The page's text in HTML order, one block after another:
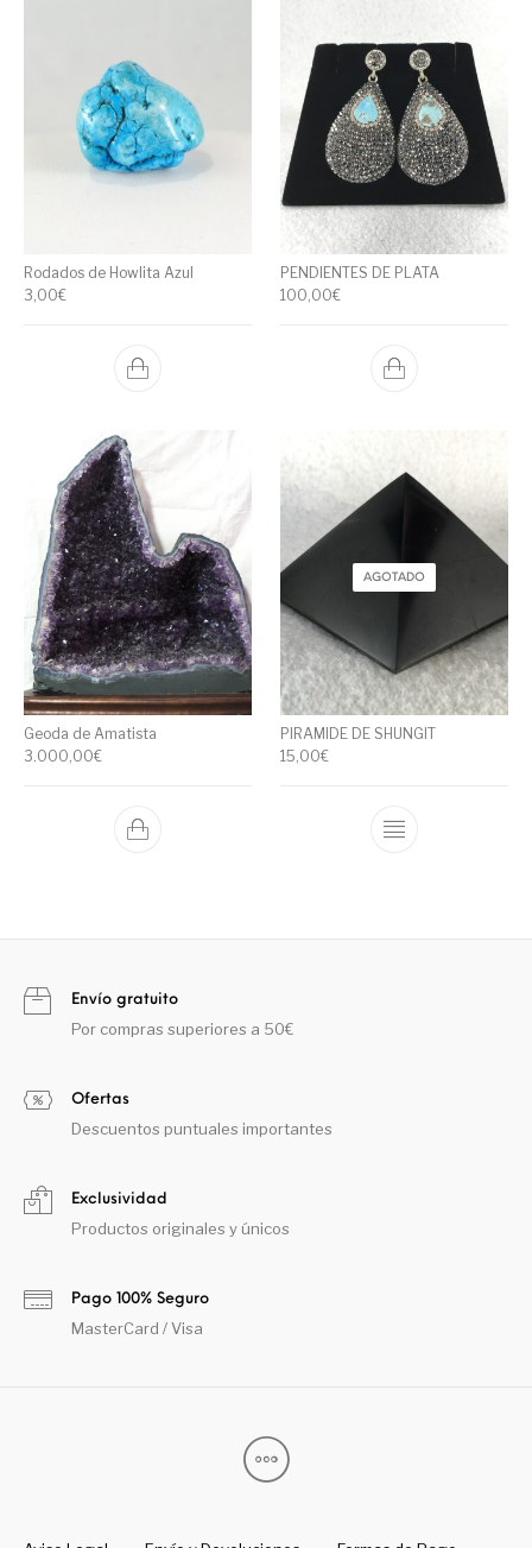
Rodados de Howlita Azul
3,00€
PENDIENTES DE PLATA
100,00€
Geoda de Amatista
3.000,00€
AGOTADO
PIRAMIDE DE SHUNGIT
15,00€
Envío gratuito
Por compras superiores a 50€
Ofertas
Descuentos puntuales importantes
Exclusividad
Productos originales y únicos
Pago 100% Seguro
MasterCard / Visa